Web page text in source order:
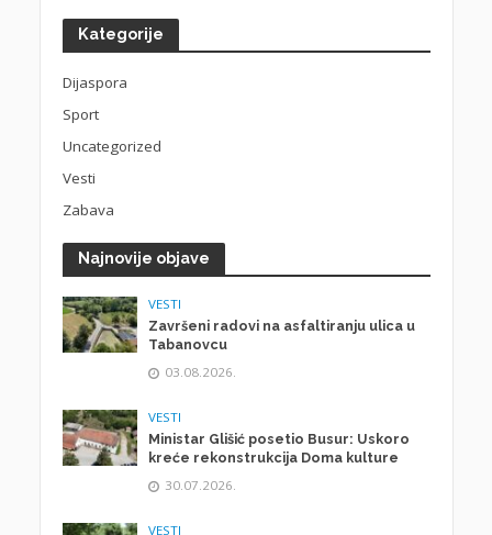
Kategorije
Dijaspora
Sport
Uncategorized
Vesti
Zabava
Najnovije objave
VESTI
Završeni radovi na asfaltiranju ulica u
Tabanovcu
03.08.2026.
VESTI
Ministar Glišić posetio Busur: Uskoro
kreće rekonstrukcija Doma kulture
30.07.2026.
VESTI